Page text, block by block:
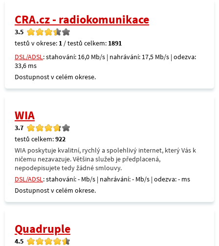
CRA.cz - radiokomunikace
3.5
testů v okrese: 1 / testů celkem: 1891
DSL/ADSL: stahování: 16,0 Mb/s | nahrávání: 17,5 Mb/s | odezva:
33,6 ms
Dostupnost v celém okrese.
WIA
3.7
testů celkem:922
WIA poskytuje kvalitní, rychlý a spolehlivý internet, který Vás k
ničemu nezavazuje. Většina služeb je předplacená,
nepodepisujete tedy žádné smlouvy.
DSL/ADSL: stahování: - Mb/s | nahrávání: - Mb/s | odezva: - ms
Dostupnost v celém okrese.
Quadruple
4.5